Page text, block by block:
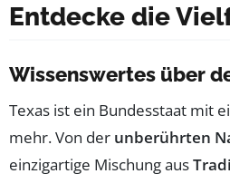
Entdecke die
Wissenswertes über
Texas ist ein Bundesstaat mit
mehr. Von der unberührten
einzigartige Mischung aus